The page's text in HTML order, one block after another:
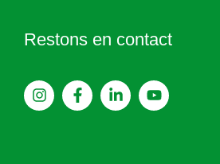
Restons en contact